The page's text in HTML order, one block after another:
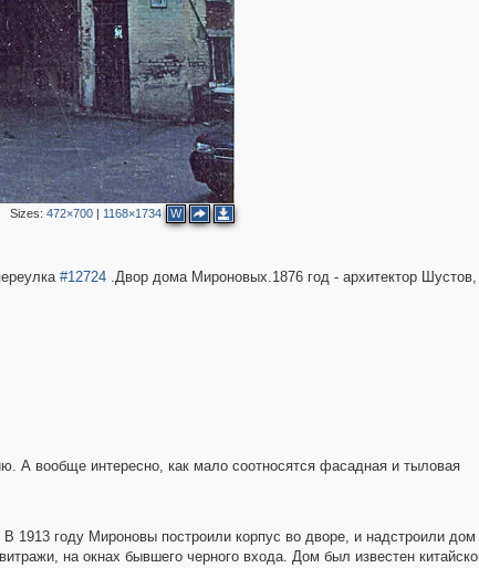
Sizes: 472×700| 1168×1734 W
#12724.Двор дома Мироновых.1876 год - архитектор Шустов,
2
А вообще интересно, как мало соотносятся фасадная и тыловая
1913 году Мироновы построили корпус во дворе, и надстроили дом
на окнах бывшего черного входа. Дом был известен